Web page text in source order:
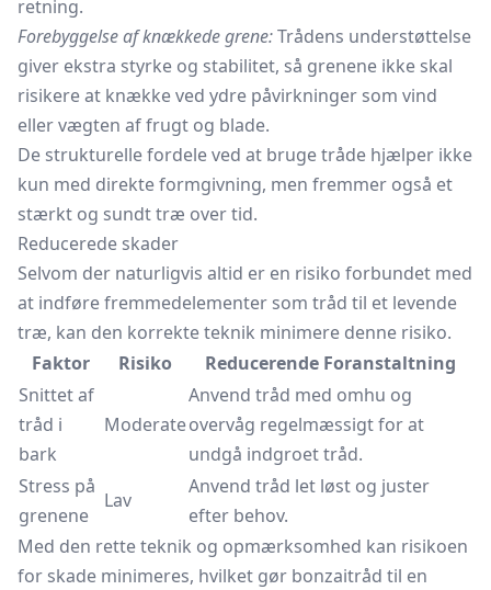
retning.
Forebyggelse af knækkede grene:Trådens understøttelse
giver ekstra styrke og stabilitet, så grenene ikke skal
risikere at knække ved ydre påvirkninger som vind
eller vægten af frugt og blade.
De strukturelle fordele ved at bruge tråde hjælper ikke
kun med direkte formgivning, men fremmer også et
stærkt og sundt træ over tid.
Reducerede skader
Selvom der naturligvis altid er en risiko forbundet med
at indføre fremmedelementer som tråd til et levende
træ, kan den korrekte teknik minimere denne risiko.
Faktor
Risiko
Reducerende Foranstaltning
Snittet af
tråd i
bark
Moderate
Anvend tråd med omhu og
overvåg regelmæssigt for at
undgå indgroet tråd.
Stress på
grenene
Lav
Anvend tråd let løst og juster
efter behov.
Med den rette teknik og opmærksomhed kan risikoen
for skade minimeres, hvilket gør bonzaitråd til en